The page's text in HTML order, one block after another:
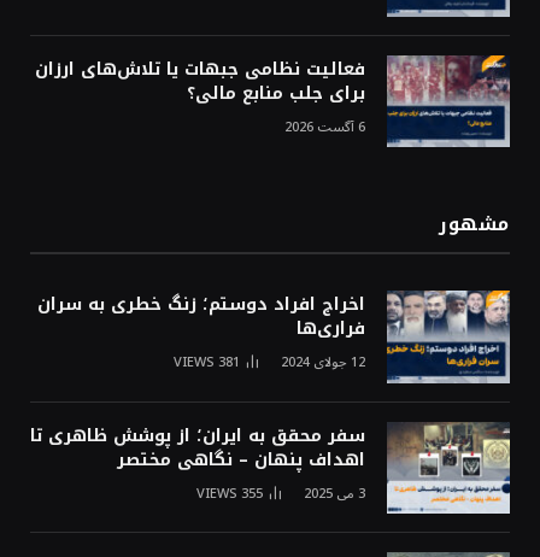
فعالیت نظامی جبهات یا تلاش‌های ارزان
برای جلب منابع مالی؟
6 آگست 2026
مشهور
اخراج افراد دوستم؛ زنگ خطری به سران
فراری‌ها
12 جولای 2024 381
VIEWS
سفر محقق به ایران؛ از پوشش ظاهری تا
اهداف پنهان – نگاهی مختصر
3 می 2025 355
VIEWS